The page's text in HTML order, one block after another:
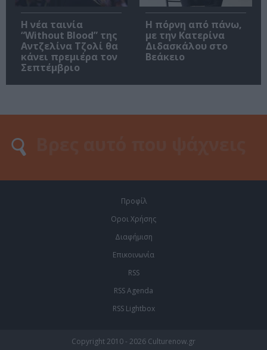
Η νέα ταινία
“Without Blood” της
Αντζελίνα Τζολί θα
κάνει πρεμιέρα τον
Σεπτέμβριο
Η πόρνη από πάνω,
με την Κατερίνα
Διδασκάλου στο
Βεάκειο
Προφίλ
Οροι Χρήσης
Διαφήμιση
Επικοινωνία
RSS
RSS Agenda
RSS Lightbox
Copyright 2010 - 2026 Culturenow.gr